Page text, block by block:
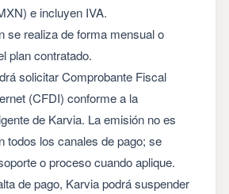
e incluyen IVA.
se realiza de forma mensual o
plan contratado.
solicitar Comprobante Fiscal
(CFDI) conforme a la
de Karvia. La emisión no es
todos los canales de pago; se
o proceso cuando aplique.
de pago, Karvia podrá suspender